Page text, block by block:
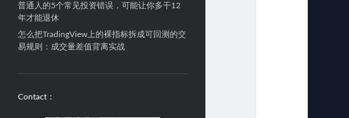
普通人的5个常见投资错误，可能让你多干12
年才能退休
怎么把TradingView上的裸指标拆成可回测的交
易规则：成交量差值背离实战
Contact：